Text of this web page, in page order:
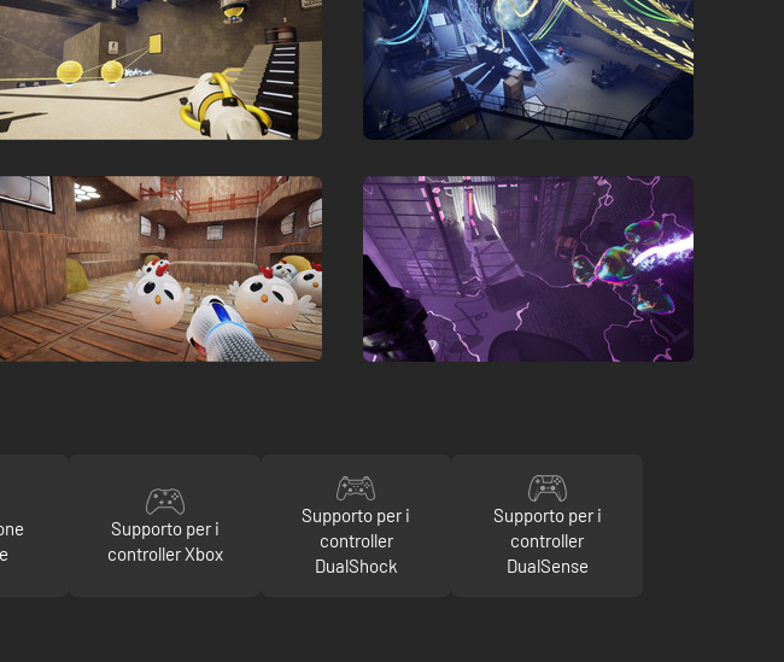
Supporto per i
controller Xbox
Supporto per i
controller
DualShock
Supporto per i
controller
DualSense